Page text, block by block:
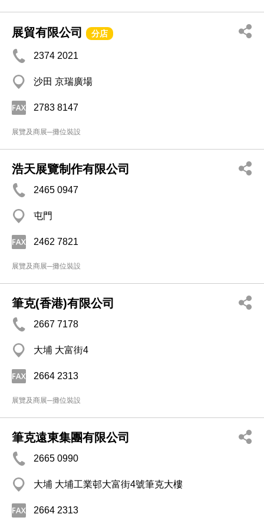
展貿有限公司 分店
2374 2021
沙田 京瑞廣場
2783 8147
展覽及商展─攤位裝設
浩天展覽制作有限公司
2465 0947
屯門
2462 7821
展覽及商展─攤位裝設
筆克(香港)有限公司
2667 7178
大埔 大富街4
2664 2313
展覽及商展─攤位裝設
筆克遠東集團有限公司
2665 0990
大埔 大埔工業邨大富街4號筆克大樓
2664 2313